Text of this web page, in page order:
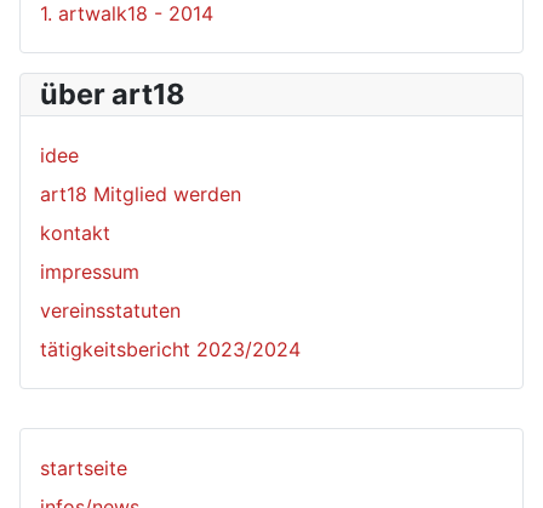
startseite
1. artwalk18 - 2014
über art18
idee
art18 Mitglied werden
kontakt
impressum
vereinsstatuten
tätigkeitsbericht 2023/2024